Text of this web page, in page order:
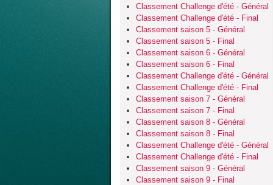
Classement Challenge d'été - Général
Classement Challenge d'été - Final
Classement saison 5 - Général
Classement saison 5 - Final
Classement saison 6 - Général
Classement saison 6 - Final
Classement Challenge d'été - Général
Classement Challenge d'été - Final
Classement saison 7 - Général
Classement saison 7 - Final
Classement saison 8 - Général
Classement saison 8 - Final
Classement Challenge d'été - Général
Classement Challenge d'été - Final
Classement saison 9 - Général
Classement saison 9 - Final